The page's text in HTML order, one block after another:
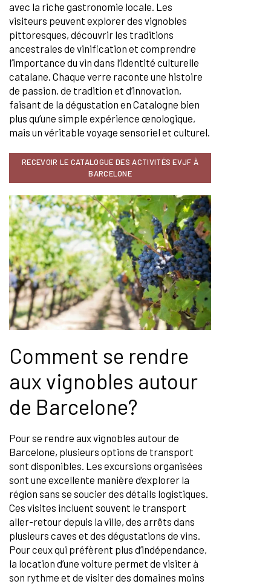
avec la riche gastronomie locale. Les
visiteurs peuvent explorer des vignobles
pittoresques, découvrir les traditions
ancestrales de vinification et comprendre
l’importance du vin dans l’identité culturelle
catalane. Chaque verre raconte une histoire
de passion, de tradition et d’innovation,
faisant de la dégustation en Catalogne bien
plus qu’une simple expérience œnologique,
mais un véritable voyage sensoriel et culturel.
RECEVOIR LE CATALOGUE DES ACTIVITÉS EVJF À
BARCELONE
Comment se rendre
aux vignobles autour
de Barcelone?
Pour se rendre aux vignobles autour de
Barcelone, plusieurs options de transport
sont disponibles. Les excursions organisées
sont une excellente manière d’explorer la
région sans se soucier des détails logistiques.
Ces visites incluent souvent le transport
aller-retour depuis la ville, des arrêts dans
plusieurs caves et des dégustations de vins.
Pour ceux qui préfèrent plus d’indépendance,
la location d’une voiture permet de visiter à
son rythme et de visiter des domaines moins